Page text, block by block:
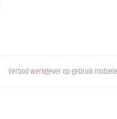
Verbod werkgever op gebruik